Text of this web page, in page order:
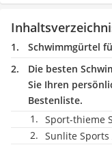
Schwimmgürtel
Die besten
Sie Ihren
Bestenliste.
Sport-thieme
Sunlite Sports